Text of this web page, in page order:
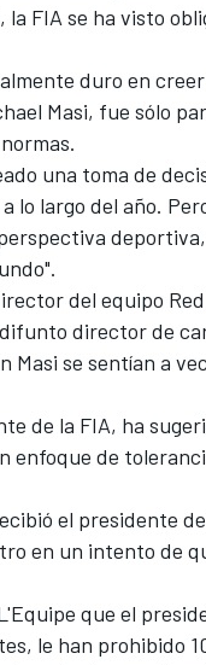
FIA se ha visto
duro en
Masi, fue sólo
una toma de
lo largo del año.
del equipo
director de
Masi se sentían a
de la FIA, ha
enfoque de
el presidente
en un intento de
que el
le han prohibido